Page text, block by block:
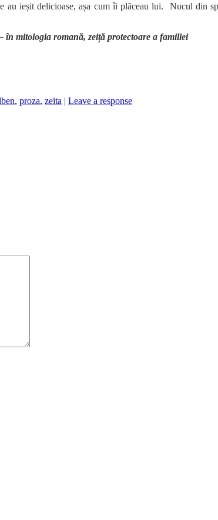
au ieșit delicioase, așa cum îi plăceau lui. Nucul din
în mitologia romană, zeiță protectoare a familiei
, proza, zeita | Leave a response